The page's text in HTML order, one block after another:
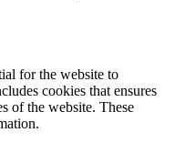
for the website to
cookies that ensures
of the website. These